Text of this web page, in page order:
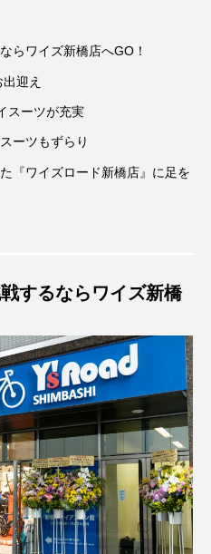
らワイズ新橋店へGO！
迎え
スーツが充実
ーツもずらり
『ワイズロード新橋店』に足を
するならワイズ新橋